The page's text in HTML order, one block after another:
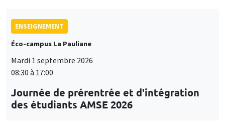
ENSEIGNEMENT
Éco-campus La Pauliane
Mardi 1 septembre 2026
08:30 à 17:00
Journée de prérentrée et d'intégration
des étudiants AMSE 2026